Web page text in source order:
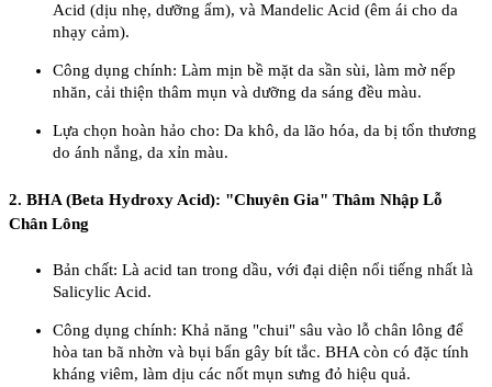
Acid (dịu nhẹ, dưỡng ẩm), và Mandelic Acid (êm ái cho da
nhạy cảm).
Công dụng chính: Làm mịn bề mặt da sần sùi, làm mờ nếp
nhăn, cải thiện thâm mụn và dưỡng da sáng đều màu.
Lựa chọn hoàn hảo cho: Da khô, da lão hóa, da bị tổn thương
do ánh nắng, da xỉn màu.
2. BHA (Beta Hydroxy Acid): "Chuyên Gia" Thâm Nhập Lỗ
Chân Lông
Bản chất: Là acid tan trong dầu, với đại diện nổi tiếng nhất là
Salicylic Acid.
Công dụng chính: Khả năng "chui" sâu vào lỗ chân lông để
hòa tan bã nhờn và bụi bẩn gây bít tắc. BHA còn có đặc tính
kháng viêm, làm dịu các nốt mụn sưng đỏ hiệu quả.